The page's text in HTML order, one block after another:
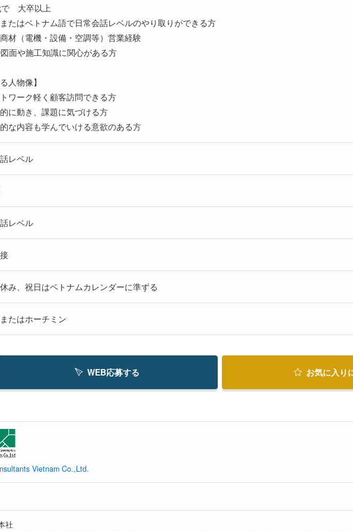
で 大卒以上
またはベトナム語で日常会話レベルのやり取りができる方
商材（電機・設備・空調等）営業経験
図面や施工知識に関心がある方
人物像】
トワーク軽く顧客訪問できる方
的に動き、課題に気づける方
的な内容も学んでいける意欲のある方
レベル
レベル
み、祝日はベトナムカレンダーに準ずる
たはホーチミン
WEB応募する お気に入り
Vietnam Co.,Ltd.
社